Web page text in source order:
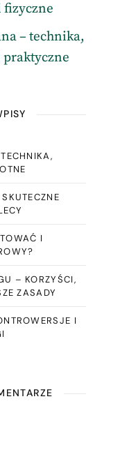
fizyczne
– technika,
I
– KORZYŚCI,
ZASADY
I